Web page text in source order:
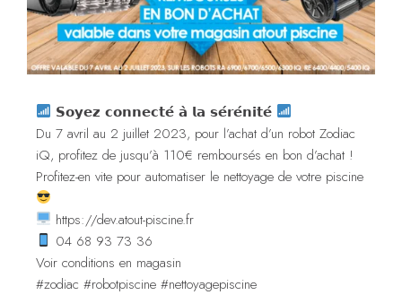
𝗦𝗼𝘆𝗲𝘇 𝗰𝗼𝗻𝗻𝗲𝗰𝘁𝗲́ 𝗮̀ 𝗹𝗮 𝘀𝗲́𝗿𝗲́𝗻𝗶𝘁𝗲́
Du 7 avril au 2 juillet 2023, pour l’achat d’un robot Zodiac
iQ, profitez de jusqu’à 110€ remboursés en bon d’achat !
Profitez-en vite pour automatiser le nettoyage de votre piscine
https://dev.atout-piscine.fr
04 68 93 73 36
Voir conditions en magasin
#zodiac #robotpiscine #nettoyagepiscine